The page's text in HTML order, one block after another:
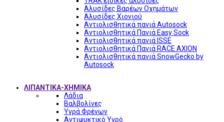
Αλυσίδες Βαρέων Οχημάτων
Αλυσίδες Χιονιού
Αντιολισθητικά πανιά Autosock
Αντιολισθητικά Πανιά Easy Sock
Αντιολισθητικά πανιά ISSE
Αντιολισθητικά Πανιά RACE AXION
Αντιολισθητικά πανιά SnowGecko by
Autosock
ΛΙΠΑΝΤΙΚΑ-ΧΗΜΙΚΑ
Λάδια
Βαλβολίνες
Υγρά Φρένων
Αντιψυκτικό Υγρό